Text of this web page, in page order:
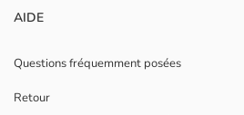
AIDE
Questions fréquemment posées
Retour